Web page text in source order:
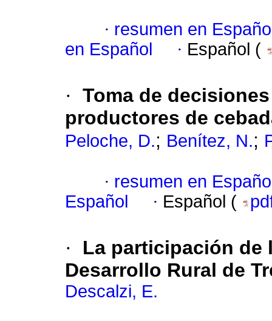
· resumen en
en Español
· Español (
· Toma de
productores de
Peloche, D.; Benítez, N.;
· resumen en
Español
· Español (
·
La participación de
Desarrollo Rural de
Descalzi, E.